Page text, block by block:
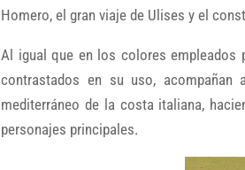
Homero, el gran viaje de Ulises y el
Al igual que en los colores empleados
contrastados en su uso,
mediterráneo de la costa italiana,
personajes principales.